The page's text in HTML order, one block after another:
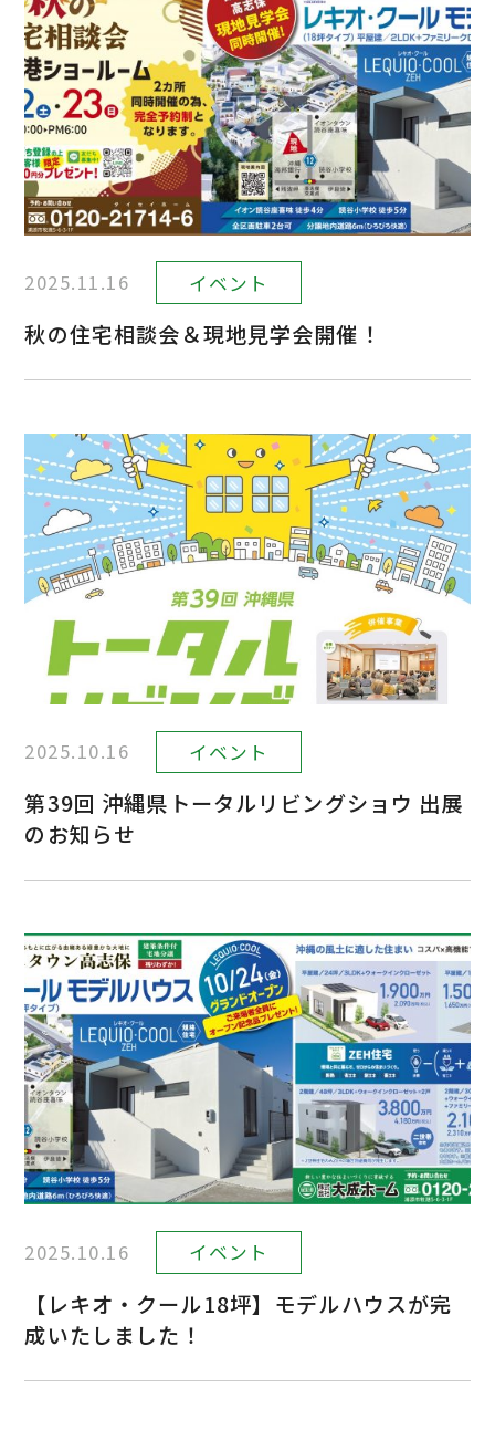
2025.11.16 イベント
秋の住宅相談会＆現地見学会開催！
2025.10.16 イベント
第39回 沖縄県トータルリビングショウ 出展
のお知らせ
2025.10.16 イベント
【レキオ・クール18坪】モデルハウスが完
成いたしました！